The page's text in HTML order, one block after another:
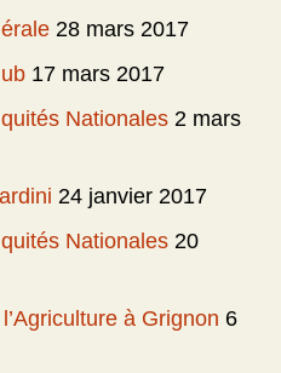
28 mars 2017
17 mars 2017
Nationales 2 mars
24 janvier 2017
Nationales 20
à Grignon 6